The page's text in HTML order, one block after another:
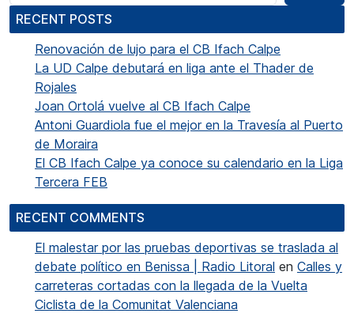
RECENT POSTS
Renovación de lujo para el CB Ifach Calpe
La UD Calpe debutará en liga ante el Thader de
Rojales
Joan Ortolá vuelve al CB Ifach Calpe
Antoni Guardiola fue el mejor en la Travesía al Puerto
de Moraira
El CB Ifach Calpe ya conoce su calendario en la Liga
Tercera FEB
RECENT COMMENTS
El malestar por las pruebas deportivas se traslada al
debate político en Benissa | Radio Litoral en Calles y
carreteras cortadas con la llegada de la Vuelta
Ciclista de la Comunitat Valenciana